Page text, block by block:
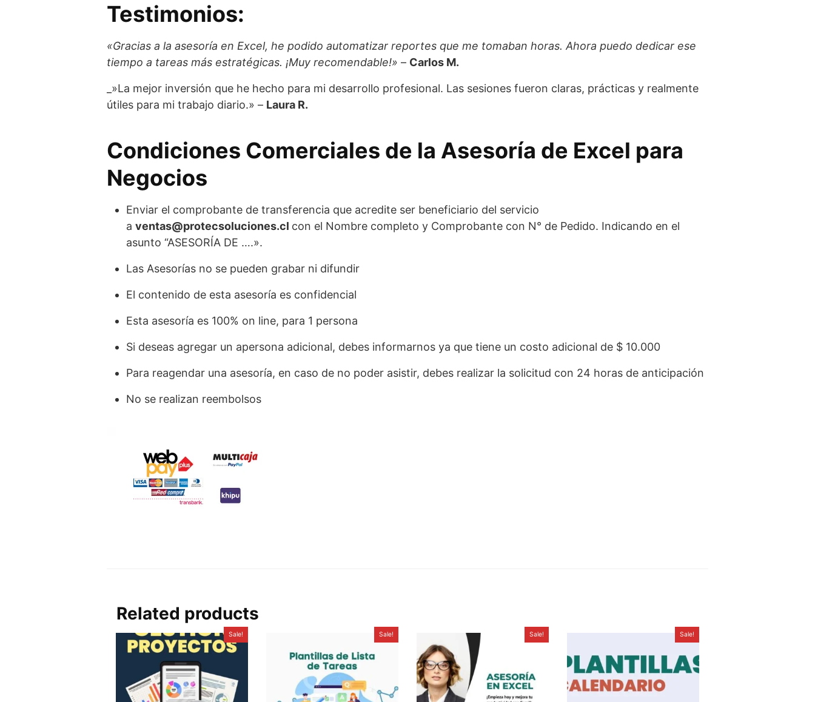
Testimonios:
«Gracias a la asesoría en Excel, he podido automatizar reportes que me tomaban horas. Ahora puedo dedicar ese
tiempo a tareas más estratégicas. ¡Muy recomendable!» – Carlos M.
_»La mejor inversión que he hecho para mi desarrollo profesional. Las sesiones fueron claras, prácticas y realmente
útiles para mi trabajo diario.» – Laura R.
Condiciones Comerciales de la Asesoría de Excel para
Negocios
Enviar el comprobante de transferencia que acredite ser beneficiario del servicio
a ventas@protecsoluciones.cl con el Nombre completo y Comprobante con N° de Pedido. Indicando en el
asunto “ASESORÍA DE ….».
Las Asesorías no se pueden grabar ni difundir
El contenido de esta asesoría es confidencial
Esta asesoría es 100% on line, para 1 persona
Si deseas agregar un apersona adicional, debes informarnos ya que tiene un costo adicional de $ 10.000
Para reagendar una asesoría, en caso de no poder asistir, debes realizar la solicitud con 24 horas de anticipación
No se realizan reembolsos
Related products
Sale! Sale! Sale! Sale!